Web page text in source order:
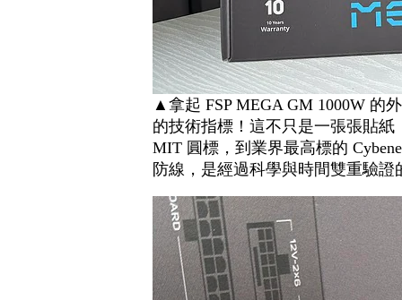
▲拿起 FSP MEGA GM 1000W 的
的技術指標！這不只是一張張貼
MIT 圓標，到業界最高標的
防線，是經過科學與時間雙重驗證